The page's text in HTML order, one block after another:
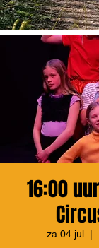
16:00
za 04 jul